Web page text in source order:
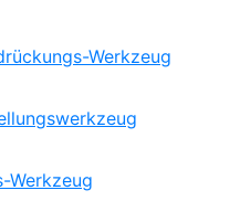
Werkzeug
Werkzeug